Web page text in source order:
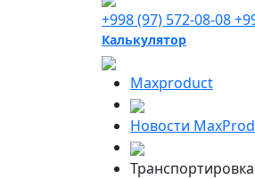
+998 (97) 572-08-08
Калькулятор
Maxproduct
Новости